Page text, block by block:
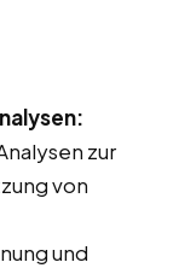
zur
von
und